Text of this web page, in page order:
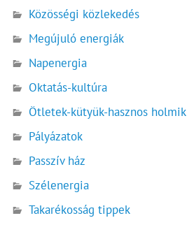
Közösségi közlekedés
Megújuló energiák
Napenergia
Oktatás-kultúra
Ötletek-kütyük-hasznos holmik
Pályázatok
Passzív ház
Szélenergia
Takarékosság tippek